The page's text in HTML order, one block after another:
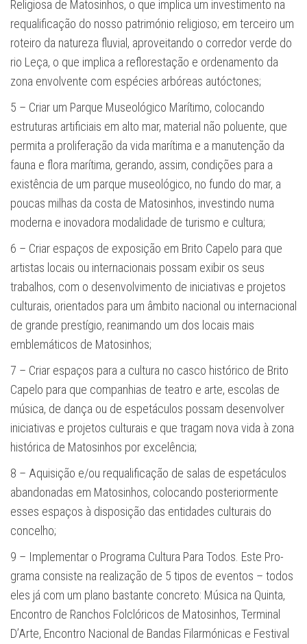
Religiosa de Matosi­nhos, o que implica um investimento na
requalificação do nosso património religioso; em terceiro um
roteiro da natureza fluvial, aproveitando o corredor verde do
rio Leça, o que implica a reflorestação e ordenamento da
zona envolvente com espécies arbóreas autóctones;
5 – Criar um Parque Museológico Marítimo, colocando
estruturas artificiais em alto mar, material não poluente, que
permita a proliferação da vida marítima e a manutenção da
fauna e flora marítima, gerando, assim, condições para a
existência de um parque museológico, no fundo do mar, a
poucas milhas da costa de Matosinhos, investindo numa
moderna e inovadora modalidade de turismo e cultura;
6 – Criar espaços de exposição em Brito Capelo para que
artistas locais ou internacionais possam exibir os seus
trabalhos, com o desenvolvimento de iniciativas e projetos
culturais, orientados para um âmbito nacional ou internacional
de grande prestígio, reanimando um dos locais mais
emblemáticos de Matosinhos;
7 – Criar espaços para a cultura no casco histórico de Brito
Capelo para que companhias de teatro e arte, escolas de
música, de dança ou de espetáculos possam desenvolver
iniciativas e projetos culturais e que tragam nova vida à zona
histórica de Matosinhos por excelência;
8 – Aquisição e/ou requalificação de salas de espetáculos
abandonadas em Matosinhos, colocando posteriormente
esses espaços à disposição das entidades culturais do
concelho;
9 – Implementar o Programa Cultura Para Todos. Este Pro­
grama consiste na realização de 5 tipos de eventos – todos
eles já com um plano bastante concreto: Música na Quinta,
Encontro de Ranchos Folclóricos de Matosinhos, Terminal
D’Arte, Encontro Nacional de Bandas Filarmónicas e Festival